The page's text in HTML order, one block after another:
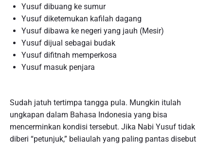
Yusuf dibuang ke sumur
Yusuf diketemukan kafilah dagang
Yusuf dibawa ke negeri yang jauh (Mesir)
Yusuf dijual sebagai budak
Yusuf difitnah memperkosa
Yusuf masuk penjara
Sudah jatuh tertimpa tangga pula. Mungkin itulah
ungkapan dalam Bahasa Indonesia yang bisa
mencerminkan kondisi tersebut. Jika Nabi Yusuf tidak
diberi “petunjuk,” beliaulah yang paling pantas disebut